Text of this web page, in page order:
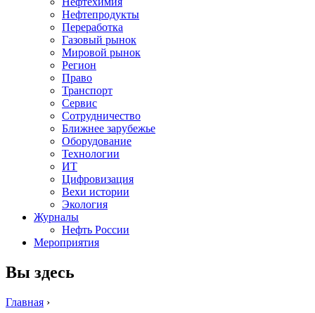
Нефтепродукты
Переработка
Газовый рынок
Мировой рынок
Регион
Право
Транспорт
Сервис
Сотрудничество
Ближнее зарубежье
Оборудование
Технологии
ИТ
Цифровизация
Вехи истории
Экология
Журналы
Нефть России
Мероприятия
Вы здесь
Главная ›